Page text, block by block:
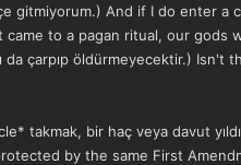
gitmiyorum.) And if I do enter a
came to a pagan ritual, our gods
da çarpıp öldürmeyecektir.) Isn't
takmak, bir haç veya davut
by the same First